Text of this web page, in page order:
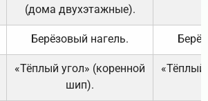
(дома двухэтажные).
Берёзовый нагель.
«Тёплый угол» (коренной
шип).
«Тёплый